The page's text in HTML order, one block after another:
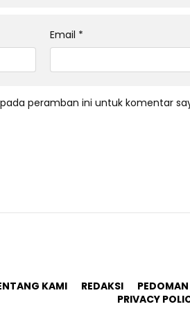
Email *
peramban ini untuk komentar
KAMI REDAKSI
PRIVACY